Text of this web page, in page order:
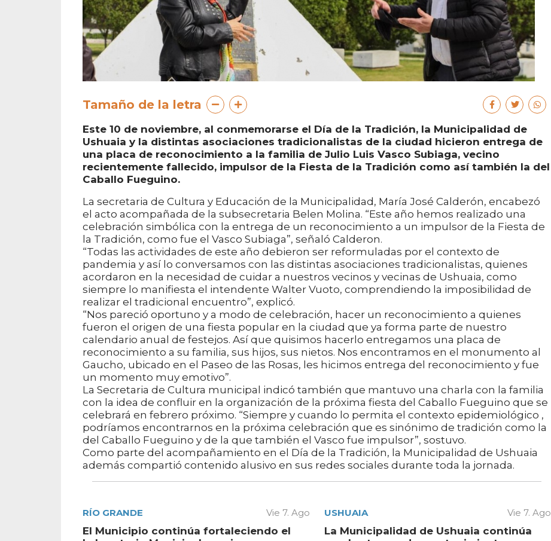
Tamaño de la letra
Este 10 de noviembre, al conmemorarse el Día de la Tradición, la Municipalidad de
Ushuaia y la distintas asociaciones tradicionalistas de la ciudad hicieron entrega de
una placa de reconocimiento a la familia de Julio Luis Vasco Subiaga, vecino
recientemente fallecido, impulsor de la Fiesta de la Tradición como así también la del
Caballo Fueguino.
La secretaria de Cultura y Educación de la Municipalidad, María José Calderón, encabezó
el acto acompañada de la subsecretaria Belen Molina. “Este año hemos realizado una
celebración simbólica con la entrega de un reconocimiento a un impulsor de la Fiesta de
la Tradición, como fue el Vasco Subiaga”, señaló Calderon.
“Todas las actividades de este año debieron ser reformuladas por el contexto de
pandemia y así lo conversamos con las distintas asociaciones tradicionalistas, quienes
acordaron en la necesidad de cuidar a nuestros vecinos y vecinas de Ushuaia, como
siempre lo manifiesta el intendente Walter Vuoto, comprendiendo la imposibilidad de
realizar el tradicional encuentro”, explicó.
“Nos pareció oportuno y a modo de celebración, hacer un reconocimiento a quienes
fueron el origen de una fiesta popular en la ciudad que ya forma parte de nuestro
calendario anual de festejos. Así que quisimos hacerlo entregamos una placa de
reconocimiento a su familia, sus hijos, sus nietos. Nos encontramos en el monumento al
Gaucho, ubicado en el Paseo de las Rosas, les hicimos entrega del reconocimiento y fue
un momento muy emotivo”.
La Secretaria de Cultura municipal indicó también que mantuvo una charla con la familia
con la idea de confluir en la organización de la próxima fiesta del Caballo Fueguino que se
celebrará en febrero próximo. “Siempre y cuando lo permita el contexto epidemiológico ,
podríamos encontrarnos en la próxima celebración que es sinónimo de tradición como la
del Caballo Fueguino y de la que también el Vasco fue impulsor”, sostuvo.
Como parte del acompañamiento en el Día de la Tradición, la Municipalidad de Ushuaia
además compartió contenido alusivo en sus redes sociales durante toda la jornada.
RÍO GRANDE Vie 7. Ago
El Municipio continúa fortaleciendo el
USHUAIA Vie 7. Ago
La Municipalidad de Ushuaia continúa